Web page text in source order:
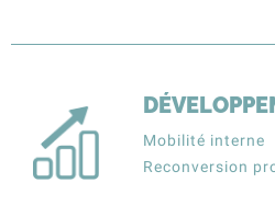
Mobilité interne
Reconversion